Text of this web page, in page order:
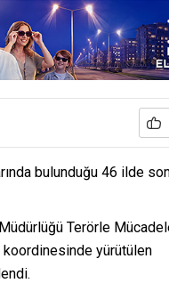
bulunduğu 46 ilde
Terörle
koordinesinde yürütülen